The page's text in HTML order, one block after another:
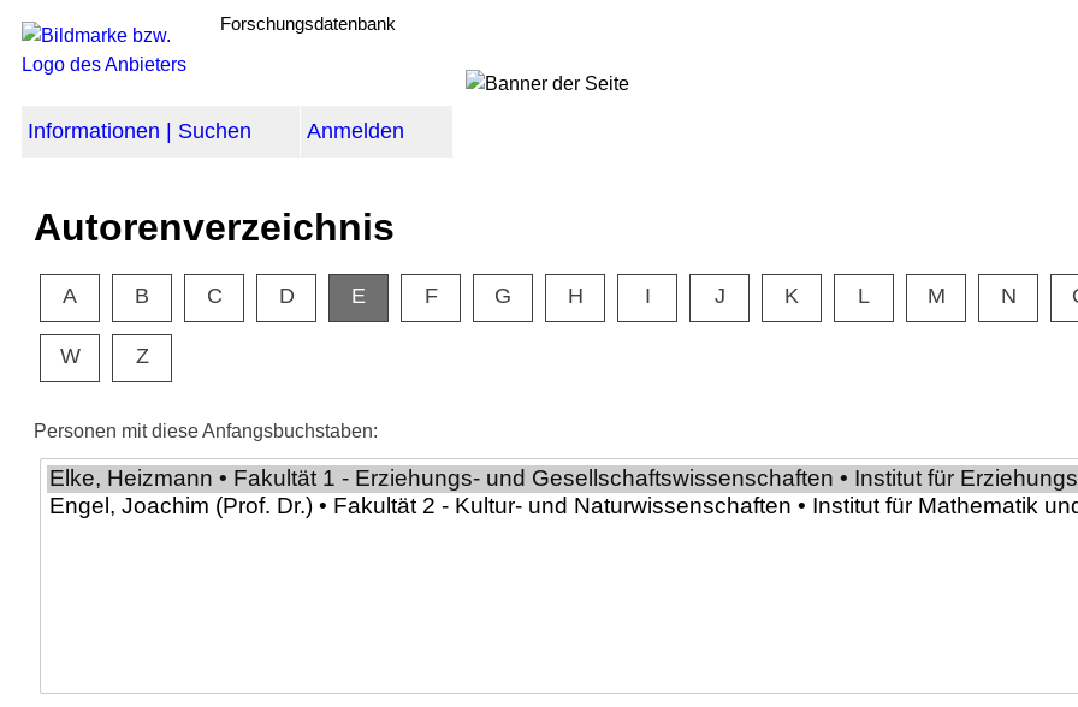
Forschungsdatenbank
Informationen | Suchen Anmelden
Autorenverzeichnis
A B C D E F G H I J K L M N
W Z
Personen mit diese Anfangsbuchstaben: